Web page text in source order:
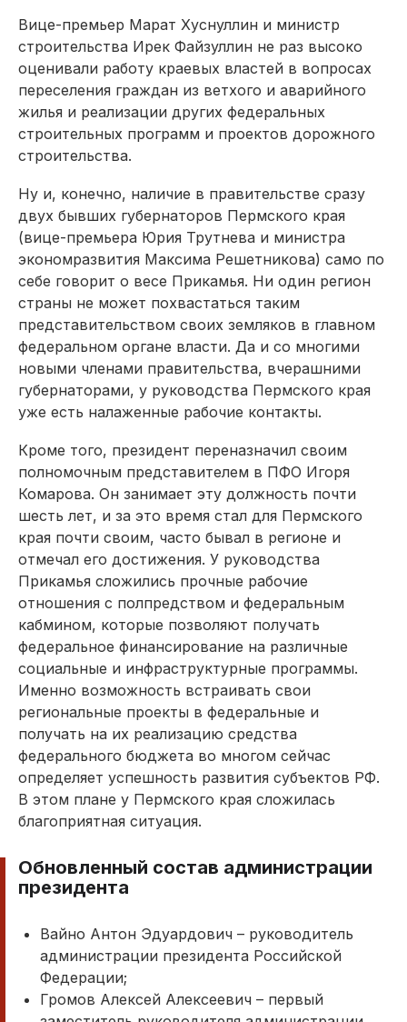
Вице-премьер Марат Хуснуллин и министр
строительства Ирек Файзуллин не раз высоко
оценивали работу краевых властей в вопросах
переселения граждан из ветхого и аварийного
жилья и реализации других федеральных
строительных программ и проектов дорожного
строительства.
Ну и, конечно, наличие в правительстве сразу
двух бывших губернаторов Пермского края
(вице-премьера Юрия Трутнева и министра
экономразвития Максима Решетникова) само по
себе говорит о весе Прикамья. Ни один регион
страны не может похвастаться таким
представительством своих земляков в главном
федеральном органе власти. Да и со многими
новыми членами правительства, вчерашними
губернаторами, у руководства Пермского края
уже есть налаженные рабочие контакты.
Кроме того, президент переназначил своим
полномочным представителем в ПФО Игоря
Комарова. Он занимает эту должность почти
шесть лет, и за это время стал для Пермского
края почти своим, часто бывал в регионе и
отмечал его достижения. У руководства
Прикамья сложились прочные рабочие
отношения с полпредством и федеральным
кабмином, которые позволяют получать
федеральное финансирование на различные
социальные и инфраструктурные программы.
Именно возможность встраивать свои
региональные проекты в федеральные и
получать на их реализацию средства
федерального бюджета во многом сейчас
определяет успешность развития субъектов РФ.
В этом плане у Пермского края сложилась
благоприятная ситуация.
Обновленный состав администрации
президента
Вайно Антон Эдуардович – руководитель
администрации президента Российской
Федерации;
Громов Алексей Алексеевич – первый